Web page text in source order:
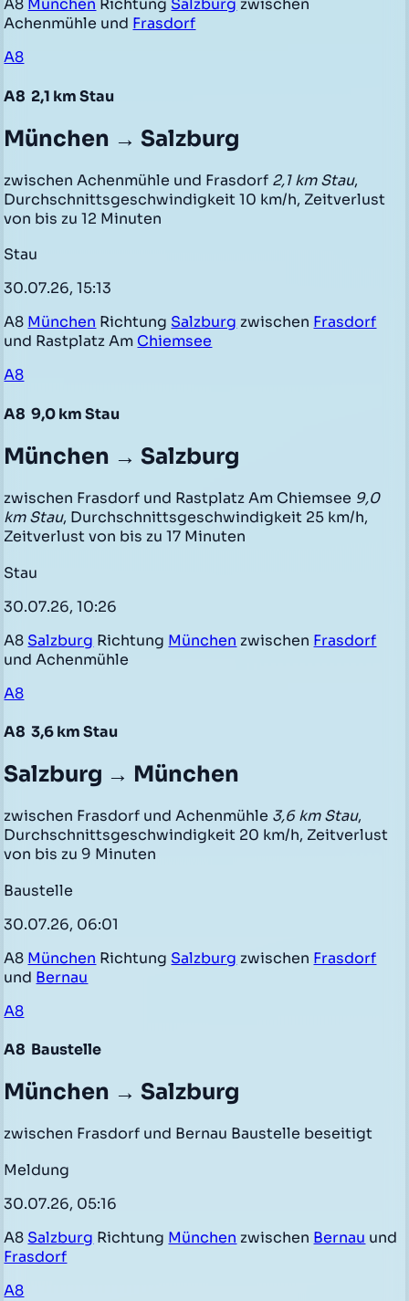
A8 München Richtung Salzburg zwischen
Achenmühle und Frasdorf
A8
A8 2,1 km Stau
München → Salzburg
zwischen Achenmühle und Frasdorf 2,1 km Stau,
Durchschnittsgeschwindigkeit 10 km/h, Zeitverlust
von bis zu 12 Minuten
Stau
30.07.26, 15:13
A8 München Richtung Salzburg zwischen Frasdorf
und Rastplatz Am Chiemsee
A8
A8 9,0 km Stau
München → Salzburg
zwischen Frasdorf und Rastplatz Am Chiemsee 9,0
km Stau, Durchschnittsgeschwindigkeit 25 km/h,
Zeitverlust von bis zu 17 Minuten
Stau
30.07.26, 10:26
A8 Salzburg Richtung München zwischen Frasdorf
und Achenmühle
A8
A8 3,6 km Stau
Salzburg → München
zwischen Frasdorf und Achenmühle 3,6 km Stau,
Durchschnittsgeschwindigkeit 20 km/h, Zeitverlust
von bis zu 9 Minuten
Baustelle
30.07.26, 06:01
A8 München Richtung Salzburg zwischen Frasdorf
und Bernau
A8
A8 Baustelle
München → Salzburg
zwischen Frasdorf und Bernau Baustelle beseitigt
Meldung
30.07.26, 05:16
A8 Salzburg Richtung München zwischen Bernau und
Frasdorf
A8